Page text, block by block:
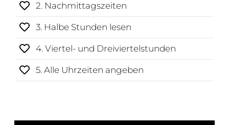
2. Nachmittagszeiten
3. Halbe Stunden lesen
4. Viertel- und Dreiviertelstunden
5. Alle Uhrzeiten angeben